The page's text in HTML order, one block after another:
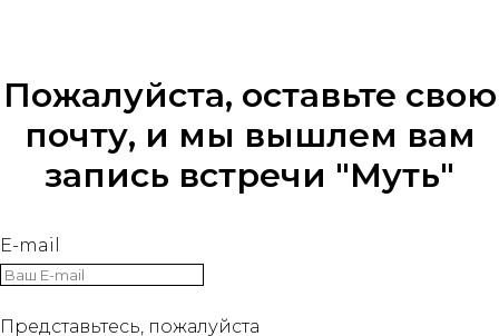
Пожалуйста, оставьте свою
почту, и мы вышлем вам
запись встречи "Муть"
E-mail
Представьтесь, пожалуйста